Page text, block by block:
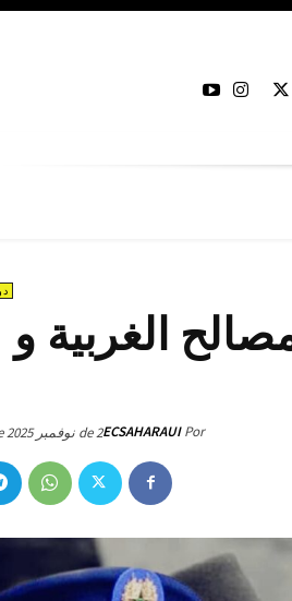
الغربية و
Por
ECSAHARAUI2 de نوفمبر de 2025